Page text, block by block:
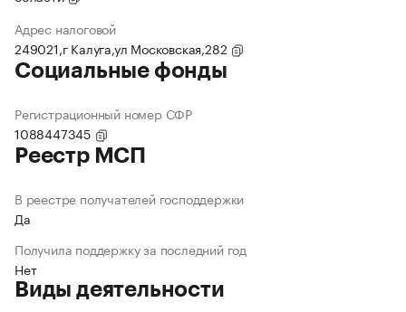
Адрес налоговой
249021,г Калуга,ул Московская,282
Социальные фонды
Регистрационный номер СФР
1088447345
Реестр МСП
В реестре получателей господдержки
Да
Получила поддержку за последний год
Нет
Виды деятельности